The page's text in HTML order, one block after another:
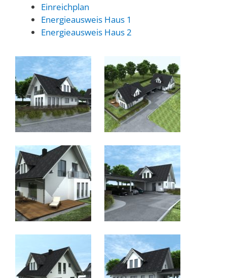
Einreichplan
Energieausweis Haus 1
Energieausweis Haus 2